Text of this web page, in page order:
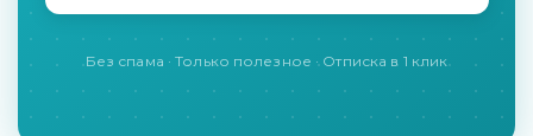
Без спама · Только полезное · Отписка в 1 клик